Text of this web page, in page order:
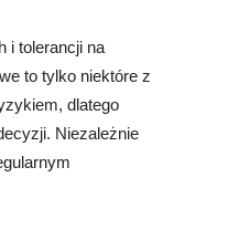
i tolerancji na
to tylko niektóre z
dlatego
Niezależnie